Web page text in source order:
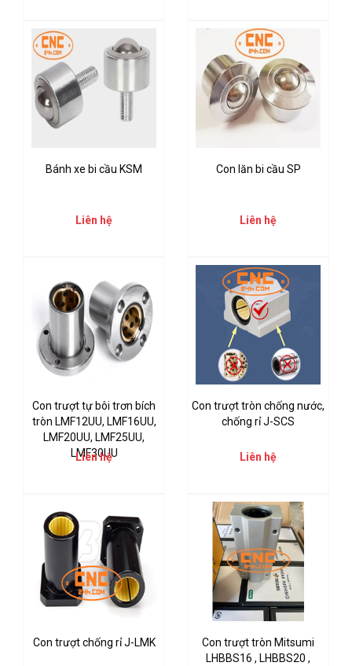
Bánh xe bi cầu KSM
Liên hệ
Con lăn bi cầu SP
Liên hệ
Con trượt tự bôi trơn bích
tròn LMF12UU, LMF16UU,
LMF20UU, LMF25UU,
LMF30UU
Liên hệ
Con trượt tròn chống nước,
chống rỉ J-SCS
Liên hệ
Con trượt chống rỉ J-LMK
Con trượt tròn Mitsumi
LHBBS16 , LHBBS20 ,